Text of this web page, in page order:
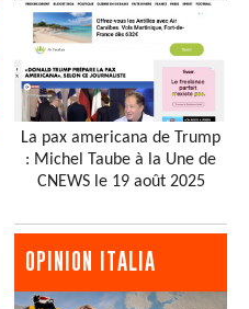
La pax americana de Trump
: Michel Taube à la Une de
CNEWS le 19 août 2025
OPINION ITALIA